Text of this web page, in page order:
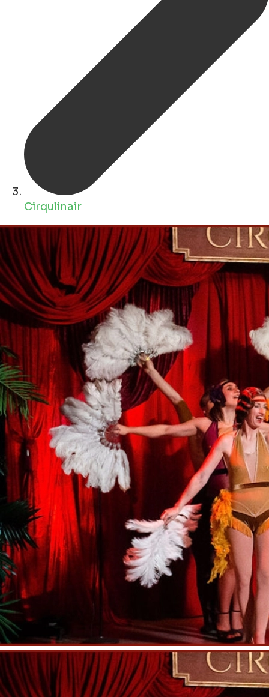
Cirqulinair